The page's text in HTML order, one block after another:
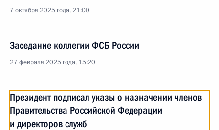
7 октября 2025 года, 21:00
Заседание коллегии ФСБ России
27 февраля 2025 года, 15:20
Президент подписал указы о назначении членов
Правительства Российской Федерации
и директоров служб